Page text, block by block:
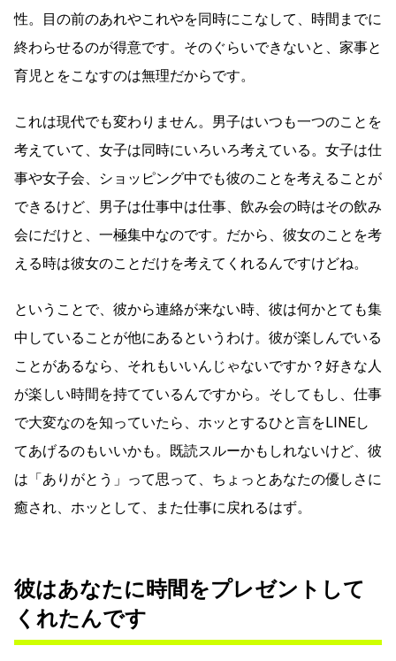
性。目の前のあれやこれやを同時にこなして、時間までに
終わらせるのが得意です。そのぐらいできないと、家事と
育児とをこなすのは無理だからです。
これは現代でも変わりません。男子はいつも一つのことを
考えていて、女子は同時にいろいろ考えている。女子は仕
事や女子会、ショッピング中でも彼のことを考えることが
できるけど、男子は仕事中は仕事、飲み会の時はその飲み
会にだけと、一極集中なのです。だから、彼女のことを考
える時は彼女のことだけを考えてくれるんですけどね。
ということで、彼から連絡が来ない時、彼は何かとても集
中していることが他にあるというわけ。彼が楽しんでいる
ことがあるなら、それもいいんじゃないですか？好きな人
が楽しい時間を持てているんですから。そしてもし、仕事
で大変なのを知っていたら、ホッとするひと言をLINEし
てあげるのもいいかも。既読スルーかもしれないけど、彼
は「ありがとう」って思って、ちょっとあなたの優しさに
癒され、ホッとして、また仕事に戻れるはず。
彼はあなたに時間をプレゼントして
くれたんです